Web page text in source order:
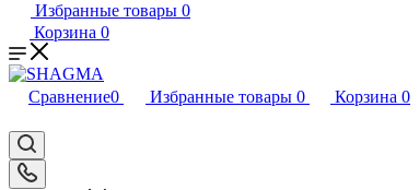
Избранные товары 0
Корзина 0
Сравнение0 Избранные товары 0 Корзина 0